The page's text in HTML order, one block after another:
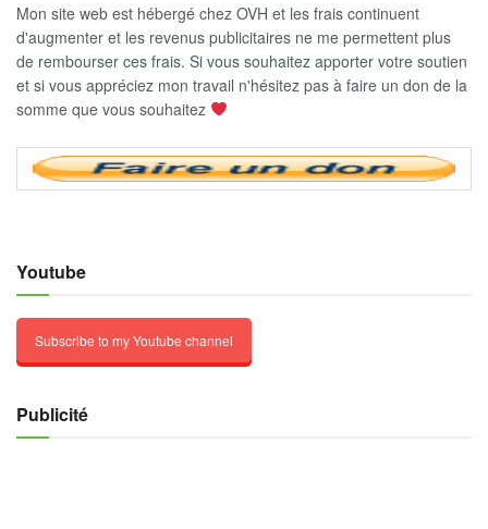
Mon site web est hébergé chez OVH et les frais continuent
d'augmenter et les revenus publicitaires ne me permettent plus
de rembourser ces frais. Si vous souhaitez apporter votre soutien
et si vous appréciez mon travail n'hésitez pas à faire un don de la
somme que vous souhaitez
Youtube
Subscribe to my Youtube channel
Publicité